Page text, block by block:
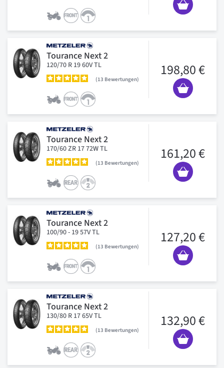
Tourance Next 2
120/70 R 19 60V TL
13 Bewertungen
198,80 €
Tourance Next 2
170/60 ZR 17 72W TL
13 Bewertungen
161,20 €
Tourance Next 2
100/90 - 19 57V TL
13 Bewertungen
127,20 €
Tourance Next 2
130/80 R 17 65V TL
13 Bewertungen
132,90 €